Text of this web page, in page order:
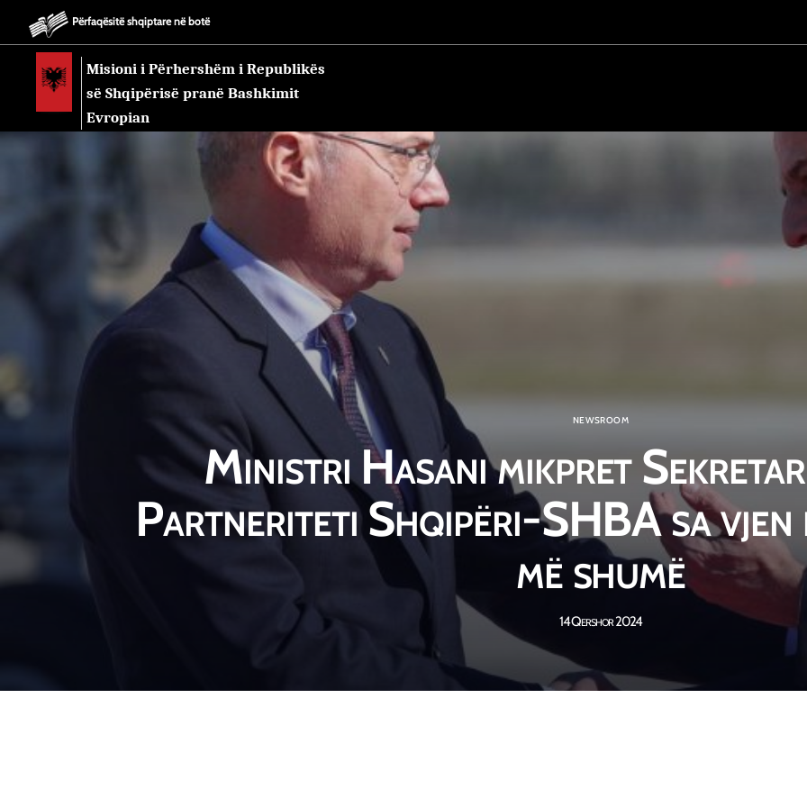
Përfaqësitë shqiptare në botë
Misioni i Përhershëm i Republikës
së Shqipërisë pranë Bashkimit
Evropian
NEWSROOM
Ministri Hasani mikpret
Partneriteti Shqipëri-SHBA sa
më shumë
14 Qershor 2024